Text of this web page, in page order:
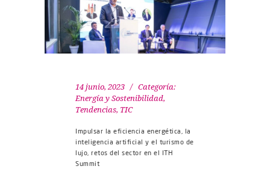
14 junio, 2023
Categoría:
Energía y Sostenibilidad,
Tendencias, TIC
Impulsar la eficiencia energética, la
inteligencia artificial y el turismo de
lujo, retos del sector en el ITH
Summit